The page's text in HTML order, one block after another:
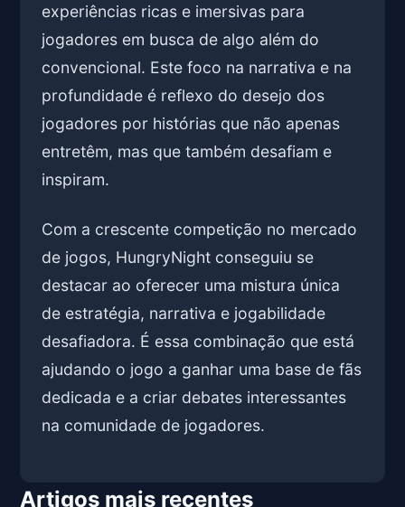
experiências ricas e imersivas para
jogadores em busca de algo além do
convencional. Este foco na narrativa e na
profundidade é reflexo do desejo dos
jogadores por histórias que não apenas
entretêm, mas que também desafiam e
inspiram.
Com a crescente competição no mercado
de jogos, HungryNight conseguiu se
destacar ao oferecer uma mistura única
de estratégia, narrativa e jogabilidade
desafiadora. É essa combinação que está
ajudando o jogo a ganhar uma base de fãs
dedicada e a criar debates interessantes
na comunidade de jogadores.
Artigos mais recentes